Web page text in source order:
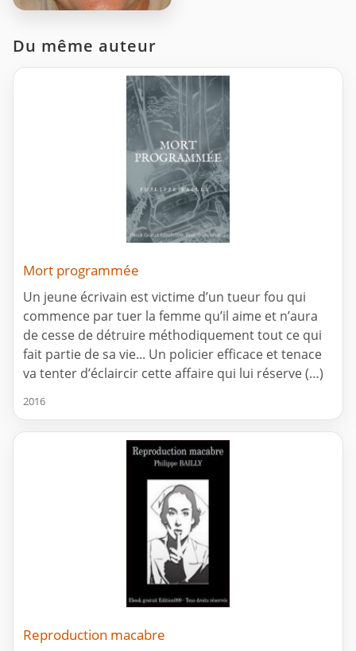
Du même auteur
Mort programmée
Un jeune écrivain est victime d’un tueur fou qui
commence par tuer la femme qu’il aime et n’aura
de cesse de détruire méthodiquement tout ce qui
fait partie de sa vie... Un policier efficace et tenace
va tenter d’éclaircir cette affaire qui lui réserve (…)
2016
Reproduction macabre